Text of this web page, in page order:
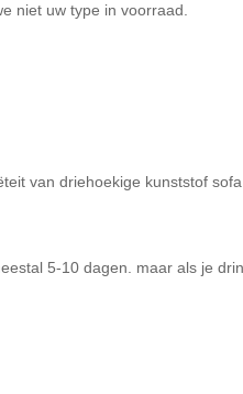
niet uw type in voorraad.
van driehoekige kunststof sofa
5-10 dagen. maar als je